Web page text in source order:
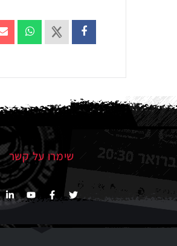
שימרו על קשר